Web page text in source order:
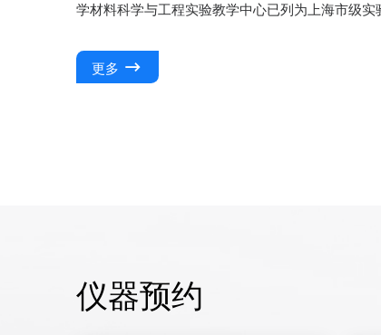
学材料科学与工程实验教学中心已列为上海市级实
更多
仪器预约